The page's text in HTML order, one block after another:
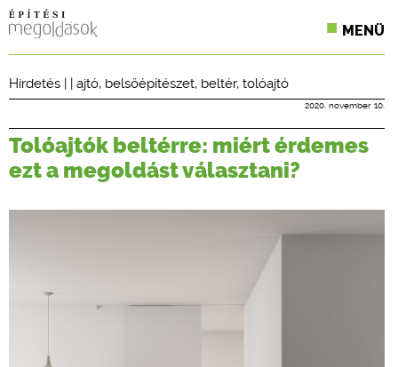
MENÜ
CPR TERMÉKKIÍRÁS
TERVEZÉSI SEGÉDLETEK
Hirdetés | | ajtó, belsőépítészet, beltér, tolóajtó
2020. november 10.
Tolóajtók beltérre: miért érdemes
ezt a megoldást választani?